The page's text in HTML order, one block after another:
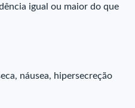
igual ou maior do que
náusea, hipersecreção